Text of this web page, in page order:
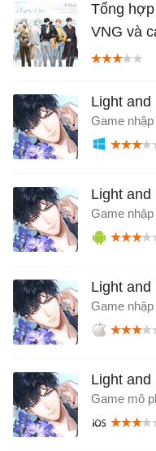
Tổng
VNG và
Light and
Game
Light and
Game
Light and
Game
Light and
Game mô